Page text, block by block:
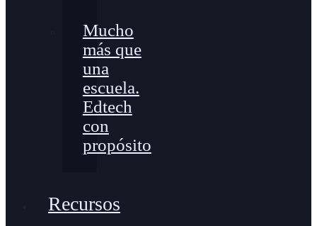
Mucho
más que
una
escuela.
Edtech
con
propósito
Recursos